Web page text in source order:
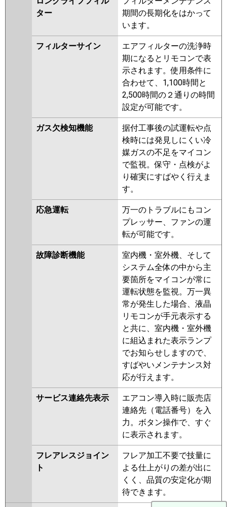
ター
期間の長期化をはかって
います。
フィルターサイン
エアフィルターの洗浄時
期になるとリモコンで表
示されます。使用条件に
合わせて、1,100時間と
2,500時間の２通りの時間
設定が可能です。
ガス欠検知機能
据付工事後の試運転や点
検時には発見しにくい冷
媒ガスの不足をマイコン
で監視。保守・点検がよ
り確実にすばやく行えま
す。
応急運転
万一のトラブルにもコン
プレッサー、ファンの運
転が可能です。
故障診断機能
室内機・室外機、そして
システム全体の中から主
要箇所をマイコンが常に
運転状態を監視。万一異
常が発生した場合、液晶
リモコンが手元表示する
と共に、室内機・室外機
に組込まれた表示ランプ
でお知らせしますので、
すばやいメンテナンス対
応が行えます。
サービス連絡先表示
エアコン導入時に販売店
連絡先（電話番号）を入
力。ボタン操作で、すぐ
に表示されます。
フレアレスジョイン
ト
フレア加工不要で技量に
よる仕上がりの差が出に
くく、品質の安定化が期
待できます。